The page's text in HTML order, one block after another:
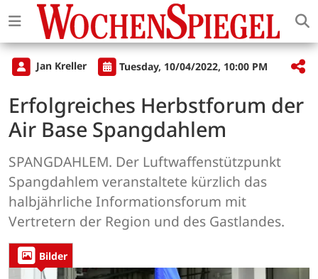
Jan Kreller Tuesday, 10/04/2022, 10:00 PM
Erfolgreiches Herbstforum der
Air Base Spangdahlem
SPANGDAHLEM. Der Luftwaffenstützpunkt
Spangdahlem veranstaltete kürzlich das
halbjährliche Informationsforum mit
Vertretern der Region und des Gastlandes.
Bilder